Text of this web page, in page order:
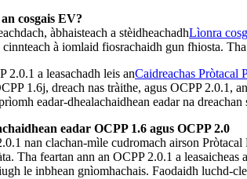
cosgais EV?
àbhaisteach a stèidheachadhLìonra
à iomlaid fiosrachaidh gun fhiosta.
2.0.1 a leasachadh leis anCaidreachas Pròtacal
1.6j, dreach nas tràithe, agus OCPP 2.0.1,
eadar-dhealachaidhean eadar na dreachan
eadar OCPP 1.6 agus OCPP 2.0
nan clachan-mìle cudromach airson
Tha feartan ann an OCPP 2.0.1 a
le inbhean gnìomhachais. Faodaidh luchd-